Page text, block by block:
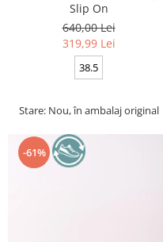
Slip On
640,00 Lei
319,99 Lei
38.5
Stare: Nou, în ambalaj original
-61%